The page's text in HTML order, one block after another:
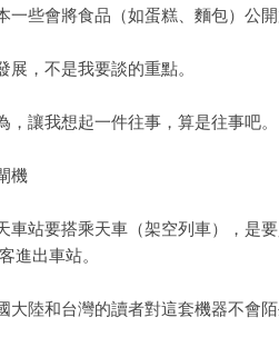
一些會將食品（如蛋糕、麵包）公
展，不是我要談的重點。
，讓我想起一件往事，算是往事吧。
機
車站要搭乘天車（架空列車），是
進出車站。
大陸和台灣的讀者對這套機器不會陌